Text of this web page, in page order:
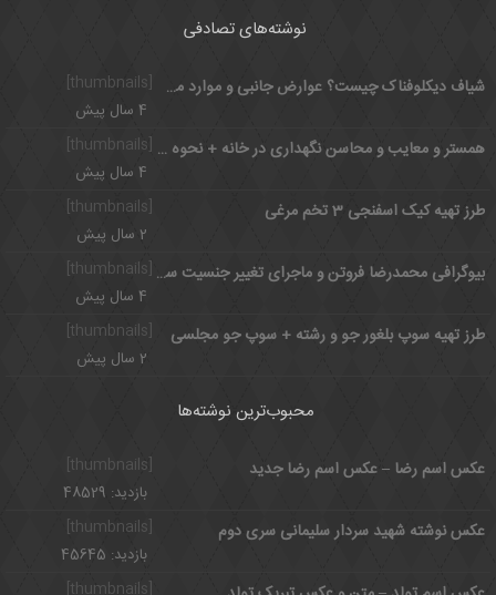
نوشته‌های تصادفی
[thumbnails] شیاف دیکلوفناک چیست؟ عوارض جانبی و موارد مصرف دیکلوفناک
4 سال پیش
همستر و معایب و محاسن نگهداری در خانه + نحوه نگهداری
4 سال پیش
[thumbnails]
طرز تهیه کیک اسفنجی 3 تخم مرغی
2 سال پیش
بیوگرافی محمدرضا فروتن و ماجرای تغییر جنسیت سوپراستار دهه هفتاد
4 سال پیش
طرز تهیه سوپ بلغور جو و رشته + سوپ جو مجلسی
2 سال پیش
محبوب‌ترین نوشته‌ها
عکس اسم رضا – عکس اسم رضا جدید
بازدید: 48529
[thumbnails]
عکس نوشته شهید سردار سلیمانی سری دوم
بازدید: 45645